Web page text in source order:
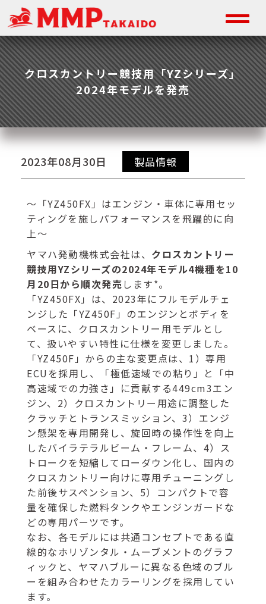
クロスカントリー競技用「YZシリーズ」
2024年モデルを発売
2023年08月30日 製品情報
～「YZ450FX」はエンジン・車体に専用セッ
ティングを施しパフォーマンスを飛躍的に向
上～
ヤマハ発動機株式会社は、 クロスカントリー
競技用YZシリーズの2024年モデル4機種を10
月20日から順次発売 します*。
「YZ450FX」は、2023年にフルモデルチェ
ンジした「YZ450F」のエンジンとボディを
ベースに、クロスカントリー用モデルとし
て、扱いやすい特性に仕様を変更しました。
「YZ450F」からの主な変更点は、1）専用
ECUを採用し、「極低速域での粘り」と「中
高速域での力強さ」に貢献する449cm3エン
ジン、2）クロスカントリー用途に調整した
クラッチとトランスミッション、3）エンジ
ン懸架を専用開発し、旋回時の操作性を向上
したバイラテラルビーム・フレーム、4）ス
トロークを短縮してローダウン化し、国内の
クロスカントリー向けに専用チューニングし
た前後サスペンション、5）コンパクトで容
量を確保した燃料タンクやエンジンガードな
どの専用パーツです。
なお、各モデルには共通コンセプトである直
線的なホリゾンタル・ムーブメントのグラフ
ィックと、ヤマハブルーに異なる色域のブル
ーを組み合わせたカラーリングを採用してい
ます。